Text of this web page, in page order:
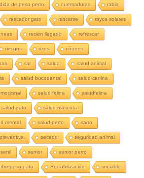
de peso perro quemaduras rabia
rascador gato rascarse rayos solares
recién llegado refrescar
riesgos rizos riñones
sal salud salud animal
salud bucodental salud canina
salud felina saludfelina
salud gato salud mascota
mental salud perro sarro
secado seguridad animal
senil senior senior perro
gato Sociabilización sociable